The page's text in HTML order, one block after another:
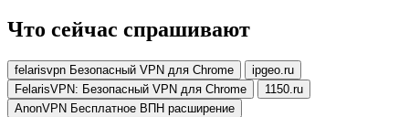
Что сейчас спрашивают
felarisvpn Безопасный VPN для Chrome
ipgeo.ru
FelarisVPN: Безопасный VPN для Chrome
1150.ru
AnonVPN Бесплатное ВПН расширение